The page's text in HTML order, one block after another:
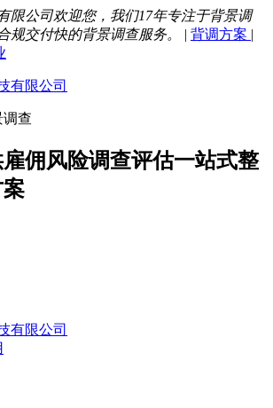
限公司欢迎您，我们17年专注于背景调
规交付快的背景调查服务。
| 背调方案 |
调查
佣风险调查评估一站式整